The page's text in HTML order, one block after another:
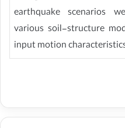
earthquake scenarios
various soil-structure
input motion